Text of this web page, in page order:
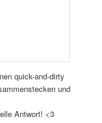
quick-and-dirty
und
Antwort! <3